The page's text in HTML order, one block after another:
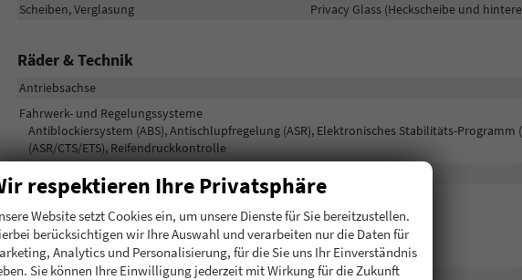
Scheiben, Verglasung
Privacy Glass (Heckscheibe und
Räder & Technik
Antriebsachse
Fahrwerk- und Regelungssysteme
Antiblockiersystem (ABS), Antischlupfregelung (ASR), Elektronisches Stabilitäts-Programm
(ASR/CTS/ETS), Reifendruckkontrolle
Felgentyp
Sonstiges
respektieren Ihre Privatsphäre
Website setzt Cookies ein, um unsere Dienste für Sie bereitzustellen.
berücksichtigen wir Ihre Auswahl und verarbeiten nur die Daten für
Analytics und Personalisierung, für die Sie uns Ihr Einverständnis
Sie können Ihre Einwilligung jederzeit mit Wirkung für die Zukunft